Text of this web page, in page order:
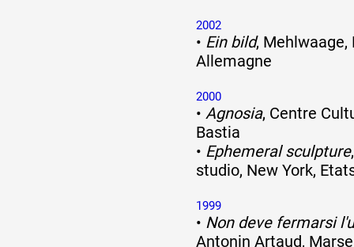
1% œuvres
public
Réseau
2002
• Ein bild, Mehlwaage,
Allemagne
2000
• Agnosia, Centre
Bastia
• Ephemeral sculpture
studio, New York,
1999
• Non deve fermarsi
Antonin Artaud,